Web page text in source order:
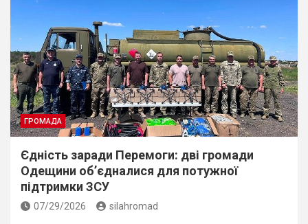
ГРОМАДА
Єдність заради Перемоги: дві громади
Одещини об’єдналися для потужної
підтримки ЗСУ
07/29/2026 silahromad